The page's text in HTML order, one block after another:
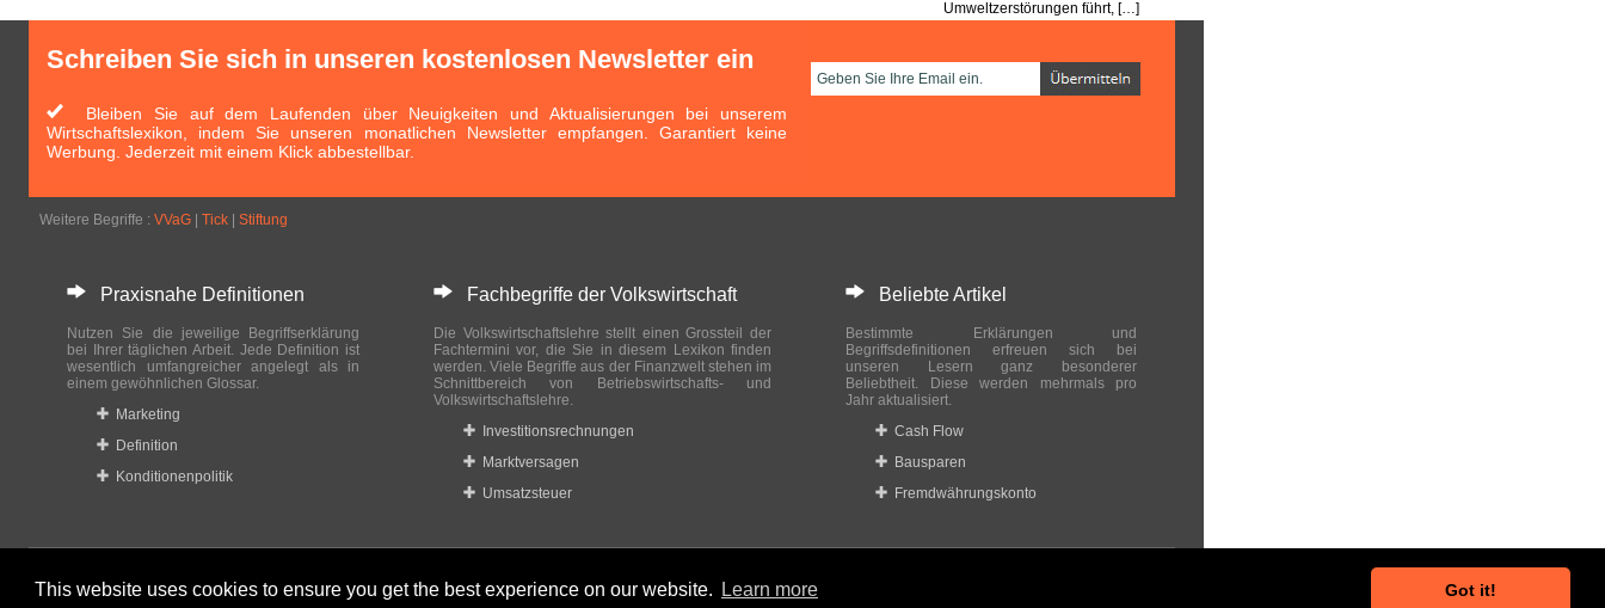
This website uses cookies to ensure you get the best experience on our website. Learn more Got it!
Umweltzerstörungen führt, […]
Schreiben Sie sich in unseren kostenlosen Newsletter ein
Bleiben Sie auf dem Laufenden über Neuigkeiten und Aktualisierungen bei unserem
Wirtschaftslexikon, indem Sie unseren monatlichen Newsletter empfangen. Garantiert keine
Werbung. Jederzeit mit einem Klick abbestellbar.
Weitere Begriffe : VVaG Tick Stiftung
Praxisnahe Definitionen
Nutzen Sie die jeweilige Begriffserklärung
bei Ihrer täglichen Arbeit. Jede Definition ist
wesentlich umfangreicher angelegt als in
einem gewöhnlichen Glossar.
Marketing
Definition
Konditionenpolitik
Fachbegriffe der Volkswirtschaft
Die Volkswirtschaftslehre stellt einen Grossteil der
Fachtermini vor, die Sie in diesem Lexikon finden
werden. Viele Begriffe aus der Finanzwelt stehen im
Schnittbereich von Betriebswirtschafts- und
Volkswirtschaftslehre.
Investitionsrechnungen
Marktversagen
Umsatzsteuer
Beliebte Artikel
Bestimmte Erklärungen und
Begriffsdefinitionen erfreuen sich bei
unseren Lesern ganz besonderer
Beliebtheit. Diese werden mehrmals pro
Jahr aktualisiert.
Cash Flow
Bausparen
Fremdwährungskonto